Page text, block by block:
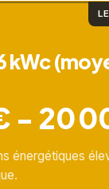
kWc
- 20
énergétiques